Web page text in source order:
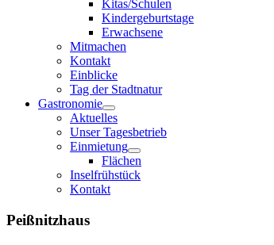
Kitas/Schulen
Kindergeburtstage
Erwachsene
Mitmachen
Kontakt
Einblicke
Tag der Stadtnatur
Gastronomie
Aktuelles
Unser Tagesbetrieb
Einmietung
Flächen
Inselfrühstück
Kontakt
Peißnitzhaus